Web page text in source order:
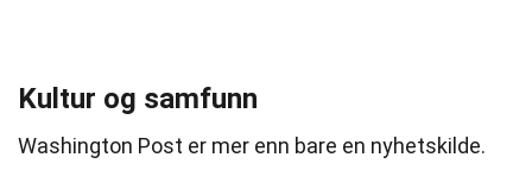
Kultur og samfunn
Washington Post er mer enn bare en nyhetskilde.